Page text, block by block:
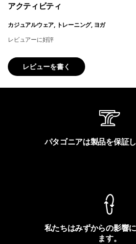
アクティビティ
カジュアルウェア, トレーニング, ヨガ
レビュアーに好評
レビューを書く
パタゴニアは製品を保証し
私たちはみずからの影響
ます。